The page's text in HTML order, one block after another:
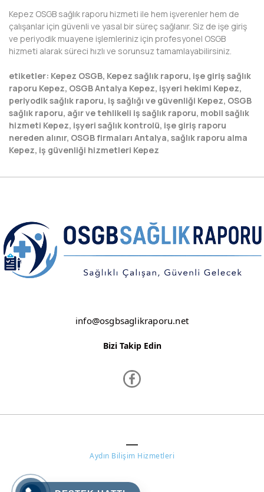
IĞDIR
ISPARTA
KARABÜK
KARAMAN
KARS
KIRKLARELİ
KIRŞEHİR
MARDİN
MUŞ
Kepez OSGB sağlık raporu hizmeti ile hem işverenler hem de
çalışanlar için güvenli ve yasal bir süreç sağlanır. Siz de işe giriş
ve periyodik muayene işlemleriniz için profesyonel OSGB
hizmeti alarak süreci hızlı ve sorunsuz tamamlayabilirsiniz.
etiketler: Kepez OSGB, Kepez sağlık raporu, işe giriş sağlık
raporu Kepez, OSGB Antalya Kepez, işyeri hekimi Kepez,
periyodik sağlık raporu, iş sağlığı ve güvenliği Kepez, OSGB
sağlık raporu, ağır ve tehlikeli iş sağlık raporu, mobil sağlık
hizmeti Kepez, işyeri sağlık kontrolü, işe giriş raporu
nereden alınır, OSGB firmaları Antalya, sağlık raporu alma
Kepez, iş güvenliği hizmetleri Kepez
info@osgbsaglikraporu.net
Bizi Takip Edin
Aydın Bilişim Hizmetleri